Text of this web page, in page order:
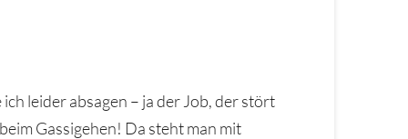
leider absagen – ja der Job, der stört
Gassigehen! Da steht man mit